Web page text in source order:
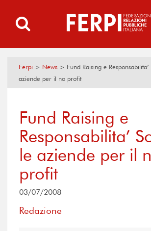
Ferpi > News > Fund Raising e
aziende per il no profit
Fund Raising e
Responsabilita’
le aziende per il
profit
03/07/2008
Redazione